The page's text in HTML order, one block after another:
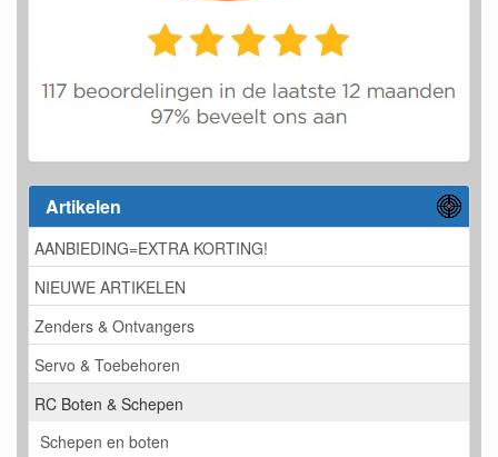
Artikelen
AANBIEDING=EXTRA KORTING!
NIEUWE ARTIKELEN
Zenders & Ontvangers
Servo & Toebehoren
RC Boten & Schepen
Schepen en boten